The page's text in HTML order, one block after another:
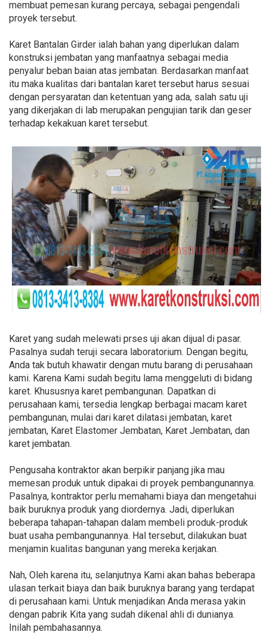
membuat pemesan kurang percaya, sebagai pengendali
proyek tersebut.
Karet Bantalan Girder ialah bahan yang diperlukan dalam
konstruksi jembatan yang manfaatnya sebagai media
penyalur beban baian atas jembatan. Berdasarkan manfaat
itu maka kualitas dari bantalan karet tersebut harus sesuai
dengan persyaratan dan ketentuan yang ada, salah satu uji
yang dikerjakan di lab merupakan pengujian tarik dan geser
terhadap kekakuan karet tersebut.
Karet yang sudah melewati prses uji akan dijual di pasar.
Pasalnya sudah teruji secara laboratorium. Dengan begitu,
Anda tak butuh khawatir dengan mutu barang di perusahaan
kami. Karena Kami sudah begitu lama menggeluti di bidang
karet. Khususnya karet pembangunan. Dapatkan di
perusahaan kami, tersedia lengkap berbagai macam karet
pembangunan, mulai dari karet dilatasi jembatan, karet
jembatan, Karet Elastomer Jembatan, Karet Jembatan, dan
karet jembatan.
Pengusaha kontraktor akan berpikir panjang jika mau
memesan produk untuk dipakai di proyek pembangunannya.
Pasalnya, kontraktor perlu memahami biaya dan mengetahui
baik buruknya produk yang diordernya. Jadi, diperlukan
beberapa tahapan-tahapan dalam membeli produk-produk
buat usaha pembangunannya. Hal tersebut, dilakukan buat
menjamin kualitas bangunan yang mereka kerjakan.
Nah, Oleh karena itu, selanjutnya Kami akan bahas beberapa
ulasan terkait biaya dan baik buruknya barang yang terdapat
di perusahaan kami. Untuk menjadikan Anda merasa yakin
dengan pabrik Kita yang sudah dikenal ahli di dunianya.
Inilah pembahasannya.